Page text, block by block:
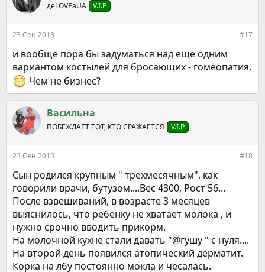
деLOVEаUA V.I.P
23 Сен 2013 #17
и вообще пора бы задуматься над еще одним
вариантом костылей для бросающих - гомеопатия.
Чем не бизнес?
Васильна
ПОБЕЖДАЕТ ТОТ, КТО СРАЖАЕТСЯ V.I.P
23 Сен 2013 #18
Сын родился крупным " трехмесячным", как
говорили врачи, бутузом....Вес 4300, Рост 56...
После взвешиваний, в возрасте 3 месяцев
выяснилось, что ребенку не хватает молока , и
нужно срочно вводить прикорм.
На молочной кухне стали давать "@гушу " с нуля....
На второй день появился атопический дерматит.
Корка на лбу постоянно мокла и чесалась.